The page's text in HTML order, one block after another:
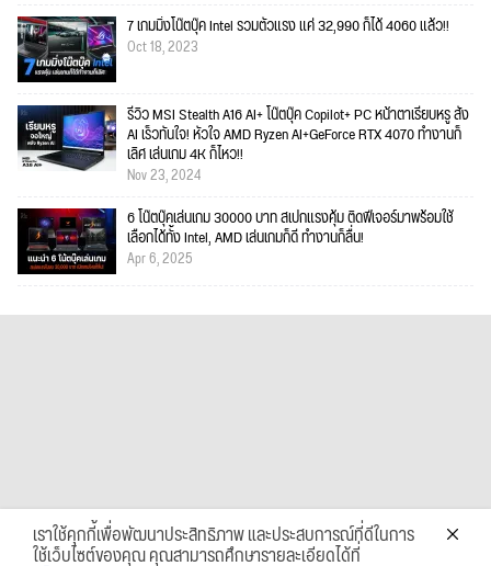
7 เกมมิ่งโน๊ตบุ๊ค Intel รวมตัวแรง แค่ 32,990 ก็ได้ 4060 แล้ว!!
Oct 18, 2023
รีวิว MSI Stealth A16 AI+ โน๊ตบุ๊ค Copilot+ PC หน้าตาเรียบหรู สั่ง
AI เร็วทันใจ! หัวใจ AMD Ryzen AI+GeForce RTX 4070 ทำงานก็
เลิศ เล่นเกม 4K ก็ไหว!!
Nov 23, 2024
6 โน๊ตบุ๊คเล่นเกม 30000 บาท สเปกแรงคุ้ม ติดฟีเจอร์มาพร้อมใช้
เลือกได้ทั้ง Intel, AMD เล่นเกมก็ดี ทำงานก็ลื่น!
Apr 6, 2025
เราใช้คุกกี้เพื่อพัฒนาประสิทธิภาพ และประสบการณ์ที่ดีในการ
ใช้เว็บไซต์ของคุณ คุณสามารถศึกษารายละเอียดได้ที่